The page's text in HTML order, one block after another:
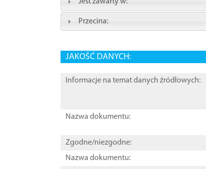
Przecina:
JAKOŚĆ DANYCH:
Informacje na temat danych źródłowych:
Nazwa dokumentu:
Zgodne/niezgodne:
Nazwa dokumentu: